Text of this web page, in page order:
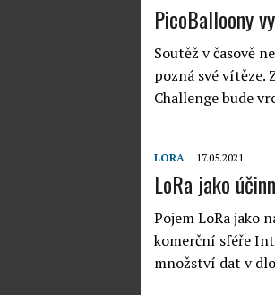
PicoBalloony
Soutěž v časově
pozná své vítěze.
Challenge bude
LORA 17.05.2021
LoRa jako
Pojem LoRa jako
komerční sféře
množství dat v